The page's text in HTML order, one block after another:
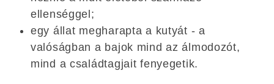
ellenséggel;
egy állat megharapta a kutyát - a
valóságban a bajok mind az álmodozót,
mind a családtagjait fenyegetik.